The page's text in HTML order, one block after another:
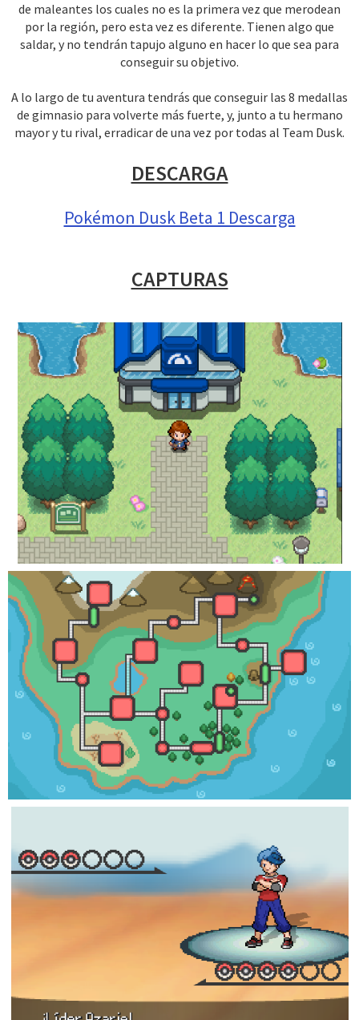
de maleantes los cuales no es la primera vez que merodean
por la región, pero esta vez es diferente. Tienen algo que
saldar, y no tendrán tapujo alguno en hacer lo que sea para
conseguir su objetivo.
A lo largo de tu aventura tendrás que conseguir las 8 medallas
de gimnasio para volverte más fuerte, y, junto a tu hermano
mayor y tu rival, erradicar de una vez por todas al Team Dusk.
DESCARGA
Pokémon Dusk Beta 1 Descarga
CAPTURAS